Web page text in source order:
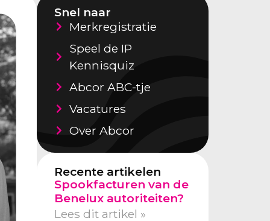
Snel naar
Merkregistratie
Speel de IP
Kennisquiz
Abcor ABC-tje
Vacatures
Over Abcor
Recente artikelen
Spookfacturen van de
Benelux autoriteiten?
Lees dit artikel »